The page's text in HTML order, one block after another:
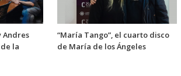
Andres
la
“María Tango”, el cuarto disco
de María de los Ángeles